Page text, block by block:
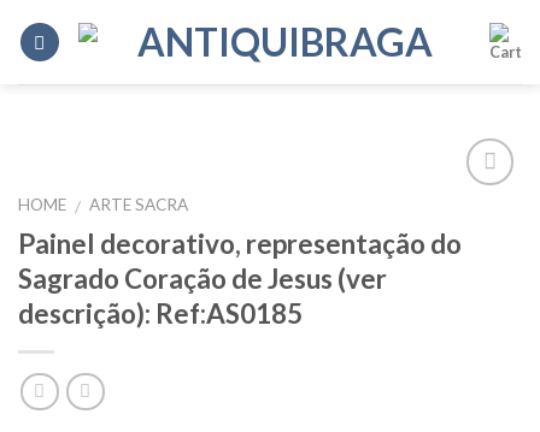
HOME / ARTE SACRA
Painel decorativo, representação do
Sagrado Coração de Jesus (ver
descrição): Ref:AS0185